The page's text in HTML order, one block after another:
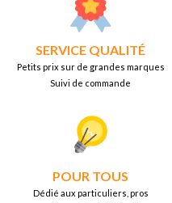
SERVICE QUALITÉ
Petits prix sur de grandes marques
Suivi de commande
POUR TOUS
Dédié aux particuliers, pros